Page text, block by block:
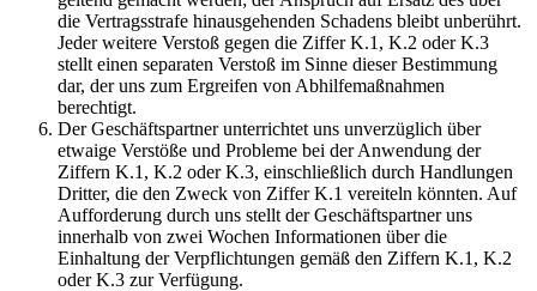
die Vertragsstrafe hinausgehenden Schadens bleibt unberührt.
Jeder weitere Verstoß gegen die Ziffer K.1, K.2 oder K.3
stellt einen separaten Verstoß im Sinne dieser Bestimmung
dar, der uns zum Ergreifen von Abhilfemaßnahmen
berechtigt.
Der Geschäftspartner unterrichtet uns unverzüglich über
etwaige Verstöße und Probleme bei der Anwendung der
Ziffern K.1, K.2 oder K.3, einschließlich durch Handlungen
Dritter, die den Zweck von Ziffer K.1 vereiteln könnten. Auf
Aufforderung durch uns stellt der Geschäftspartner uns
innerhalb von zwei Wochen Informationen über die
Einhaltung der Verpflichtungen gemäß den Ziffern K.1, K.2
oder K.3 zur Verfügung.